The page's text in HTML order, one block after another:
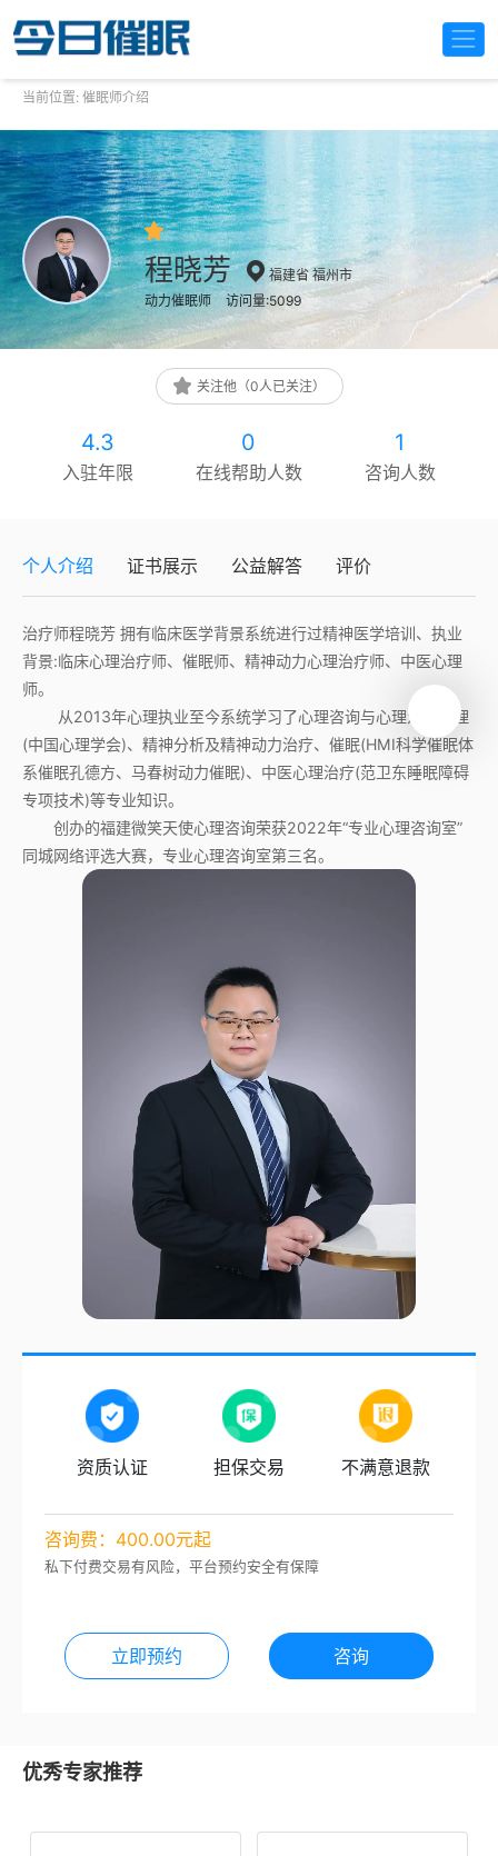
当前位置: 催眠师介绍
程晓芳
福建省 福州市
动力催眠师
访问量:5099
关注他（0人已关注）
4.3
入驻年限
0
在线帮助人数
1
咨询人数
个人介绍 证书展示 公益解答 评价
治疗师程晓芳 拥有临床医学背景系统进行过精神医学培训、执业
背景:临床心理治疗师、催眠师、精神动力心理治疗师、中医心理
师。
从2013年心理执业至今系统学习了心理咨询与心理治疗伦理
(中国心理学会)、精神分析及精神动力治疗、催眠(HMI科学催眠体
系催眠孔德方、马春树动力催眠)、中医心理治疗(范卫东睡眠障碍
专项技术)等专业知识。
创办的福建微笑天使心理咨询荣获2022年“专业心理咨询室”
同城网络评选大赛，专业心理咨询室第三名。
资质认证 担保交易 不满意退款
咨询费：400.00元起
私下付费交易有风险，平台预约安全有保障
立即预约 咨询
优秀专家推荐